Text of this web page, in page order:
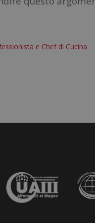
e Chef di Cucina